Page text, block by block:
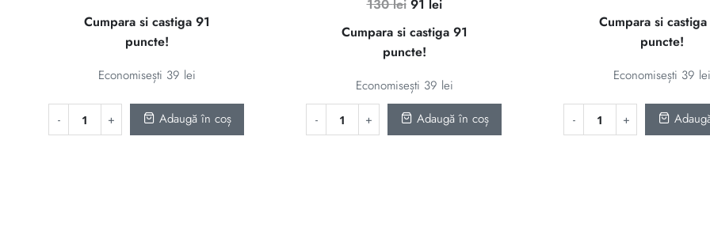
inițial
a
fost:
130 lei.
curent
este:
Cumpara si castiga 91
puncte!
Economisești 39 lei
Adaugă în coș
5.00
din 5
130lei Prețul
inițial
a
fost:
130 lei.
91 leiPrețul
curent
este:
Cumpara si castiga 91
puncte!
Economisești 39 lei
Adaugă în coș
inițial
a
fost:
130 lei.
Cumpara si castiga
puncte!
Economisești 39 lei